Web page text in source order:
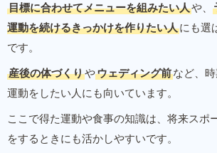
目標に合わせてメニューを組みたい人や、
運動を続けるきっかけを作りたい人にも選
です。
産後の体づくりやウェディング前など、
運動をしたい人にも向いています。
ここで得た運動や食事の知識は、将来スポ
をするときにも活かしやすいです。